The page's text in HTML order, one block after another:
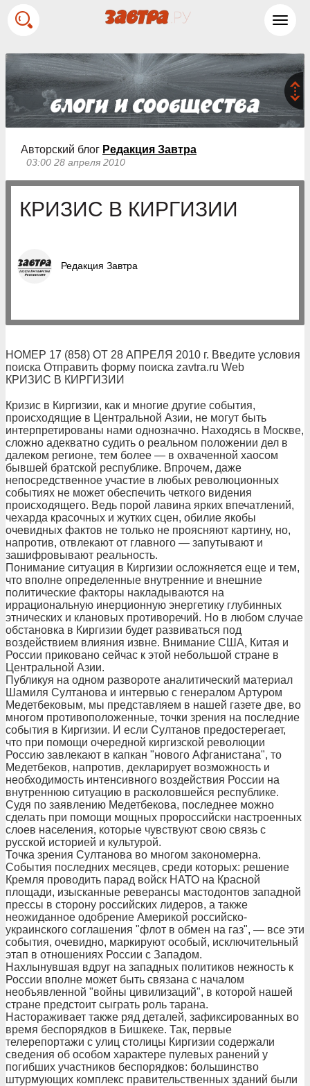
Авторский блог Редакция Завтра
03:00 28 апреля 2010
КРИЗИС В КИРГИЗИИ
Редакция Завтра
НОМЕР 17 (858) ОТ 28 АПРЕЛЯ 2010 г. Введите условия
поиска Отправить форму поиска zavtra.ru Web
КРИЗИС В КИРГИЗИИ
Кризис в Киргизии, как и многие другие события,
происходящие в Центральной Азии, не могут быть
интерпретированы нами однозначно. Находясь в Москве,
сложно адекватно судить о реальном положении дел в
далеком регионе, тем более — в охваченной хаосом
бывшей братской республике. Впрочем, даже
непосредственное участие в любых революционных
событиях не может обеспечить четкого видения
происходящего. Ведь порой лавина ярких впечатлений,
чехарда красочных и жутких сцен, обилие якобы
очевидных фактов не только не проясняют картину, но,
напротив, отвлекают от главного — запутывают и
зашифровывают реальность.
Понимание ситуация в Киргизии осложняется еще и тем,
что вполне определенные внутренние и внешние
политические факторы накладываются на
иррациональную инерционную энергетику глубинных
этнических и клановых противоречий. Но в любом случае
обстановка в Киргизии будет развиваться под
воздействием влияния извне. Внимание США, Китая и
России приковано сейчас к этой небольшой стране в
Центральной Азии.
Публикуя на одном развороте аналитический материал
Шамиля Султанова и интервью с генералом Артуром
Медетбековым, мы представляем в нашей газете две, во
многом противоположенные, точки зрения на последние
события в Киргизии. И если Султанов предостерегает,
что при помощи очередной киргизской революции
Россию завлекают в капкан "нового Афганистана", то
Медетбеков, напротив, декларирует возможность и
необходимость интенсивного воздействия России на
внутреннюю ситуацию в расколовшейся республике.
Судя по заявлению Медетбекова, последнее можно
сделать при помощи мощных пророссийски настроенных
слоев населения, которые чувствуют свою связь с
русской историей и культурой.
Точка зрения Султанова во многом закономерна.
События последних месяцев, среди которых: решение
Кремля проводить парад войск НАТО на Красной
площади, изысканные реверансы мастодонтов западной
прессы в сторону российских лидеров, а также
неожиданное одобрение Америкой российско-
украинского соглашения "флот в обмен на газ", — все эти
события, очевидно, маркируют особый, исключительный
этап в отношениях России с Западом.
Нахлынувшая вдруг на западных политиков нежность к
России вполне может быть связана с началом
необъявленной "войны цивилизаций", в которой нашей
стране предстоит сыграть роль тарана.
Настораживает также ряд деталей, зафиксированных во
время беспорядков в Бишкеке. Так, первые
телерепортажи с улиц столицы Киргизии содержали
сведения об особом характере пулевых ранений у
погибших участников беспорядков: большинство
штурмующих комплекс правительственных зданий были